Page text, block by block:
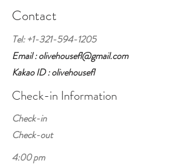
Contact
Tel:+1-321-594-1205
Email : olivehousefl@gmail.com
Kakao ID : olivehousefl
Check-in Information
Check-in
Check-out
4:00 pm